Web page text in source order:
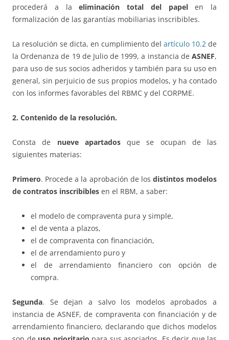
procederá a laeliminación total del papelen la
formalización de las garantías mobiliarias inscribibles.
La resolución se dicta, en cumplimiento del artículo 10.2 de
la Ordenanza de 19 de Julio de 1999, a instancia de ASNEF,
para uso de sus socios adheridos y también para su uso en
general, sin perjuicio de sus propios modelos, y ha contado
con los informes favorables del RBMC y del CORPME.
2. Contenido de la resolución.
Consta de nueve apartadosque se ocupan de las
siguientes materias:
Primero. Procede a la aprobación de los distintos modelos
de contratos inscribibles en el RBM, a saber:
el modelo de compraventa pura y simple,
el de venta a plazos,
el de compraventa con financiación,
el de arrendamiento puro y
el de arrendamiento financiero con opción de
compra.
Segunda. Se dejan a salvo los modelos aprobados a
instancia de ASNEF, de compraventa con financiación y de
arrendamiento financiero, declarando que dichos modelos